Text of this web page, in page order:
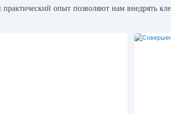
опыт позволяют нам внедрять